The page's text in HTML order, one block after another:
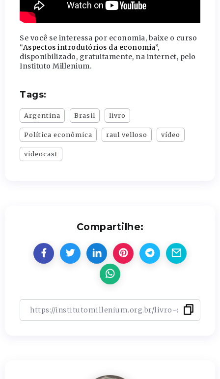
Se você se interessa por economia, baixe o curso
“Aspectos introdutórios da economia”,
disponibilizado, gratuitamente, na internet, pelo
Instituto Millenium.
Tags:
Argentina Brasil livro
Política econômica raul velloso vídeo
videocast
Compartilhe: